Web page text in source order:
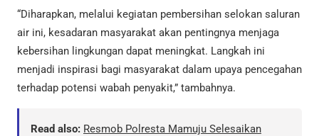
“Diharapkan, melalui kegiatan pembersihan selokan saluran
air ini, kesadaran masyarakat akan pentingnya menjaga
kebersihan lingkungan dapat meningkat. Langkah ini
menjadi inspirasi bagi masyarakat dalam upaya pencegahan
terhadap potensi wabah penyakit,” tambahnya.
Read also: Resmob Polresta Mamuju Selesaikan